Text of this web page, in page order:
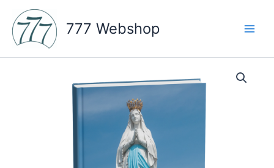
content
777 Webshop